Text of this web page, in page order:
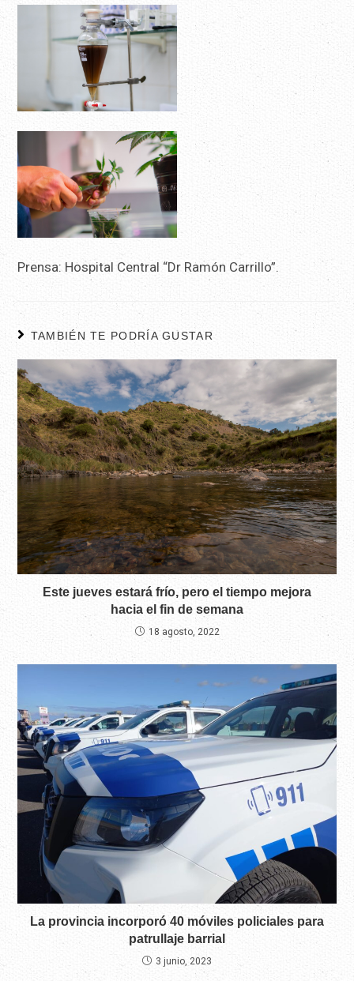
Prensa: Hospital Central “Dr Ramón Carrillo”.
TAMBIÉN TE PODRÍA GUSTAR
Este jueves estará frío, pero el tiempo mejora
hacia el fin de semana
18 agosto, 2022
La provincia incorporó 40 móviles policiales para
patrullaje barrial
3 junio, 2023